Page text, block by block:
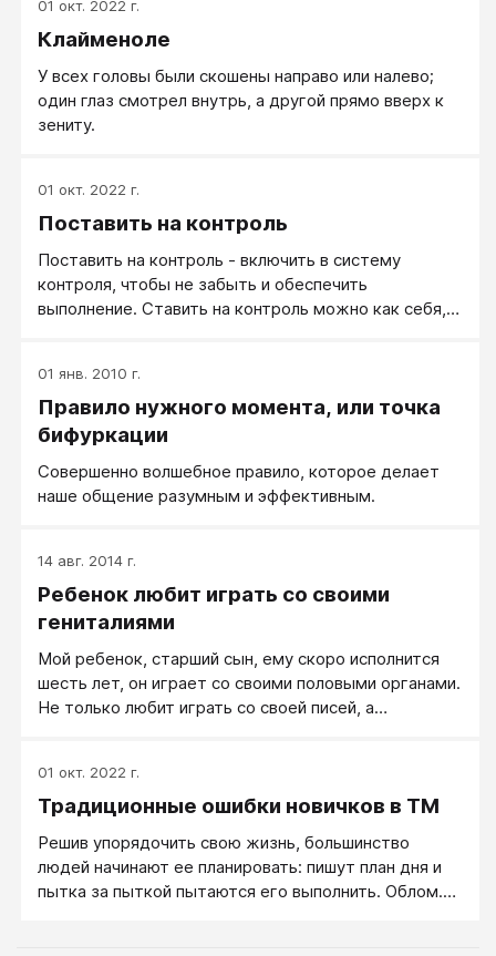
01 окт. 2022 г.
Клайменоле
У всех головы были скошены направо или налево;
один глаз смотрел внутрь, а другой прямо вверх к
зениту.
01 окт. 2022 г.
Поставить на контроль
Поставить на контроль - включить в систему
контроля, чтобы не забыть и обеспечить
выполнение. Ставить на контроль можно как себя,
действия или поведение другого человека теперь у
вас на контроле, обычно это вызывает у него
конструктивное напряжение и повышает его
01 янв. 2010 г.
Правило нужного момента, или точка
бифуркации
Совершенно волшебное правило, которое делает
наше общение разумным и эффективным.
14 авг. 2014 г.
Ребенок любит играть со своими
гениталиями
Мой ребенок, старший сын, ему скоро исполнится
шесть лет, он играет со своими половыми органами.
Не только любит играть со своей писей, а
трусы... В первую очередь он вовлекает в это
своего брата, тот начинает все это делать за ним.
01 окт. 2022 г.
Традиционные ошибки новичков в ТМ
Решив упорядочить свою жизнь, большинство
людей начинают ее планировать: пишут план дня и
пытка за пыткой пытаются его выполнить. Облом.